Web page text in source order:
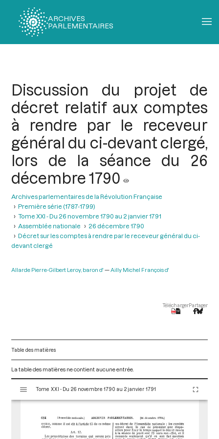
ARCHIVES
PARLEMENTAIRES
Discussion du projet de
décret relatif aux comptes
à rendre par le receveur
général du ci-devant clergé,
lors de la séance du 26
décembre 1790
Archives parlementaires de la Révolution Française
Première série (1787-1799)
Tome XXI - Du 26 novembre 1790 au 2 janvier 1791
Assemblée nationale
26 décembre 1790
Décret sur les comptes à rendre par le receveur général du ci-
devant clergé
Allarde Pierre-Gilbert Leroy, baron d' Ailly Michel François d'
TéléchargerPartager
Table des matières
La table des matières ne contient aucune entrée.
s
Tome XXI - Du 26 novembre 1790 au 2 janvier 1791